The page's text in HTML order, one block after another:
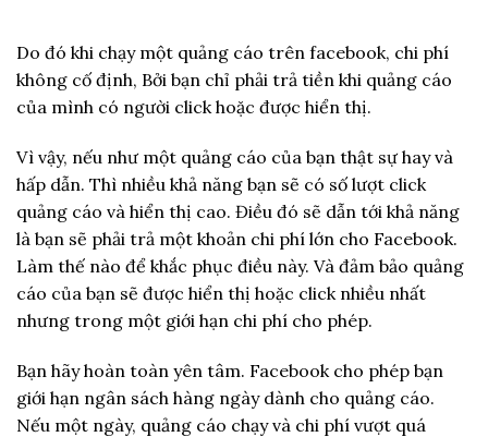
Do đó khi chạy một quảng cáo trên facebook, chi phí
không cố định, Bởi bạn chỉ phải trả tiền khi quảng cáo
của mình có người click hoặc được hiển thị.
Vì vậy, nếu như một quảng cáo của bạn thật sự hay và
hấp dẫn. Thì nhiều khả năng bạn sẽ có số lượt click
quảng cáo và hiển thị cao. Điều đó sẽ dẫn tới khả năng
là bạn sẽ phải trả một khoản chi phí lớn cho Facebook.
Làm thế nào để khắc phục điều này. Và đảm bảo quảng
cáo của bạn sẽ được hiển thị hoặc click nhiều nhất
nhưng trong một giới hạn chi phí cho phép.
Bạn hãy hoàn toàn yên tâm. Facebook cho phép bạn
giới hạn ngân sách hàng ngày dành cho quảng cáo.
Nếu một ngày, quảng cáo chạy và chi phí vượt quá